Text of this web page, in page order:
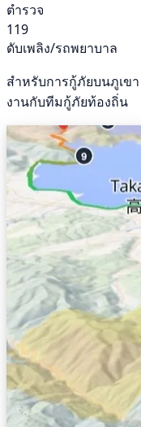
ตำรวจ
119
ดับเพลิง/รถพยาบาล
สำหรับการกู้ภัยบนภูเข
งานกับทีมกู้ภัยท้องถิ่น